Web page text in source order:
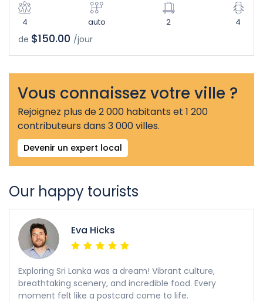
4 auto 2 4
de $150.00 /jour
Vous connaissez votre ville ?
Rejoignez plus de 2 000 habitants et 1 200
contributeurs dans 3 000 villes.
Devenir un expert local
Our happy tourists
Eva Hicks
Exploring Sri Lanka was a dream! Vibrant culture,
breathtaking scenery, and incredible food. Every
moment felt like a postcard come to life.